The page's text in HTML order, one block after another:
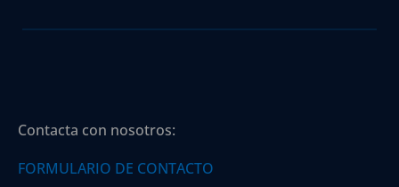
Contacta con nosotros:
FORMULARIO DE CONTACTO